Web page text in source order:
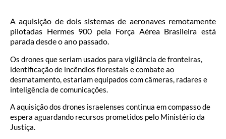
A aquisição de dois sistemas de aeronaves remotamente
pilotadas Hermes 900 pela Força Aérea Brasileira está
parada desde o ano passado.
Os drones que seriam usados para vigilância de fronteiras,
identificação de incêndios florestais e combate ao
desmatamento, estariam equipados com câmeras, radares e
inteligência de comunicações.
A aquisição dos drones israelenses continua em compasso de
espera aguardando recursos prometidos pelo Ministério da
Justiça.